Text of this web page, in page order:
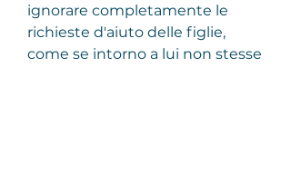
ignorare completamente le
richieste d'aiuto delle figlie,
come se intorno a lui non stesse